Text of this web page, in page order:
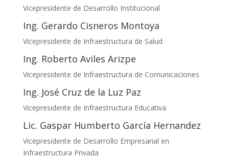
Vicepresidente de Desarrollo Institucional
Ing. Gerardo Cisneros Montoya
Vicepresidente de Infraestructura de Salud
Ing. Roberto Aviles Arizpe
Vicepresidente de Infraestructura de Comunicaciones
Ing. José Cruz de la Luz Paz
Vicepresidente de Infraestructura Educativa
Lic. Gaspar Humberto García Hernandez
Vicepresidente de Desarrollo Empresarial en
Infraestructura Privada